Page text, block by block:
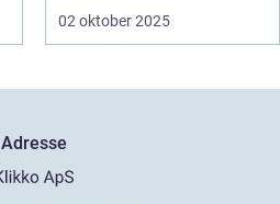
02 oktober 2025
Adresse